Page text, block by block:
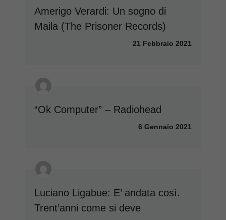
Amerigo Verardi: Un sogno di
Maila (The Prisoner Records)
21 Febbraio 2021
“Ok Computer” – Radiohead
6 Gennaio 2021
Luciano Ligabue: E’ andata così.
Trent’anni come si deve